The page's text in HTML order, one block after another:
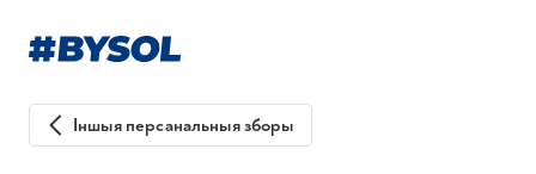
Іншыя персанальныя зборы